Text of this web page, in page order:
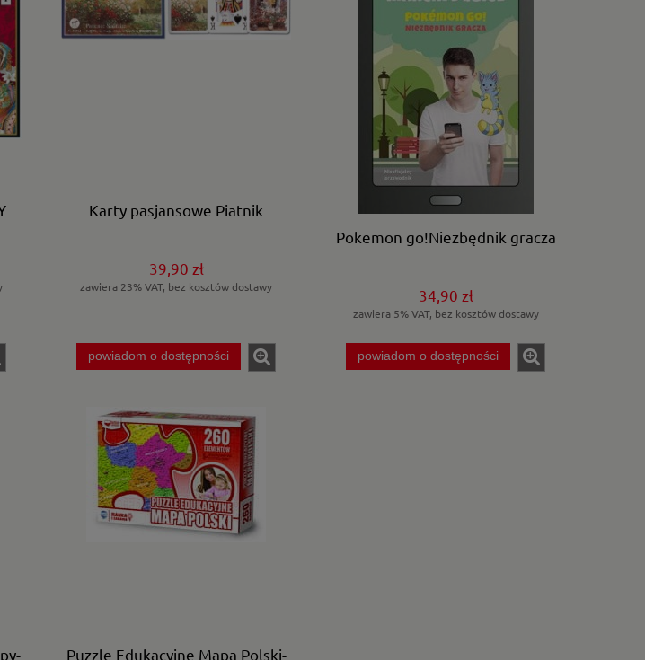
Karty pasjansowe Piatnik
39,90 zł
zawiera 23% VAT, bez kosztów dostawy
powiadom o dostępności
Pokemon go!Niezbędnik gracza
34,90 zł
zawiera 5% VAT, bez kosztów dostawy
powiadom o dostępności
Puzzle Edukacyjne Mapa Polski-